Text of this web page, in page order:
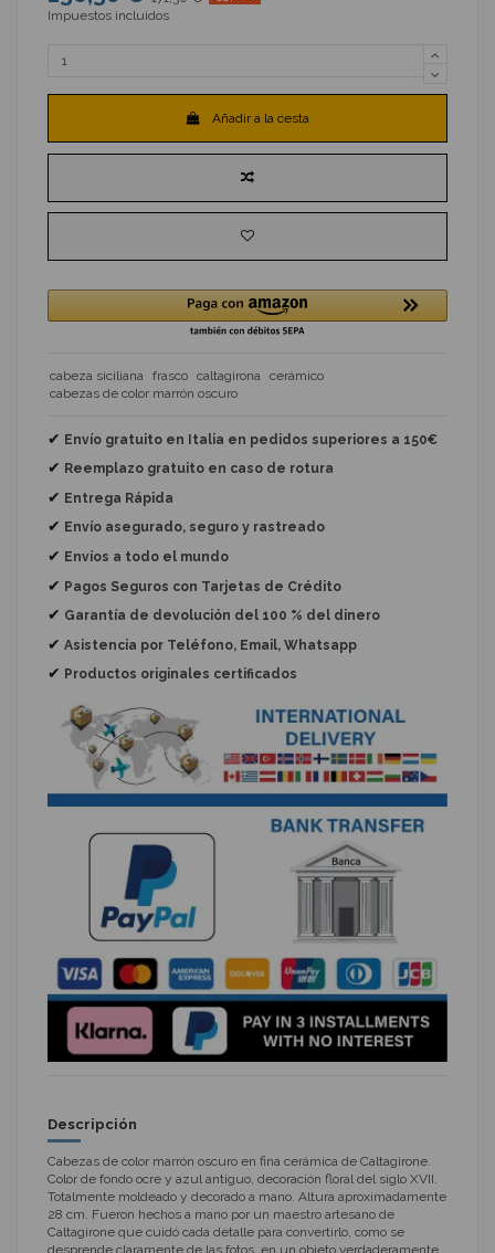
Impuestos incluidos
Añadir a la cesta
cabeza siciliana frasco caltagirona
cerámico
cabezas de color marrón oscuro
✔ Envío gratuito en Italia en pedidos superiores a 150€
✔ Reemplazo gratuito en caso de rotura
✔ Entrega Rápida
✔ Envío asegurado, seguro y rastreado
✔ Envíos a todo el mundo
✔ Pagos Seguros con Tarjetas de Crédito
✔ Garantía de devolución del 100 % del dinero
✔ Asistencia por Teléfono, Email, Whatsapp
✔ Productos originales certificados
Descripción
Cabezas de color marrón oscuro en fina cerámica de Caltagirone.
Color de fondo ocre y azul antiguo, decoración floral del siglo XVII.
Totalmente moldeado y decorado a mano. Altura aproximadamente
28 cm. Fueron hechos a mano por un maestro artesano de
Caltagirone que cuidó cada detalle para convertirlo, como se
desprende claramente de las fotos, en un objeto verdaderamente